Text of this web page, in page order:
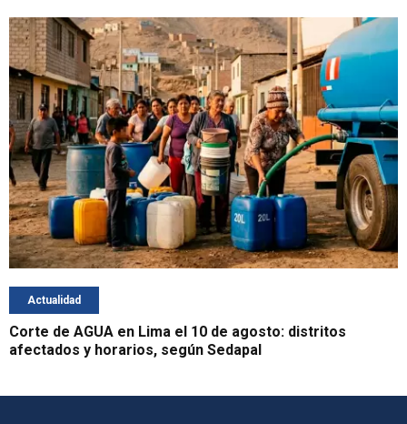
Actualidad
Corte de AGUA en Lima el 10 de agosto: distritos
afectados y horarios, según Sedapal